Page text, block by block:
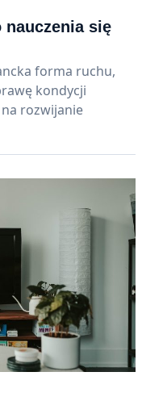
się
forma ruchu,
kondycji
rozwijanie